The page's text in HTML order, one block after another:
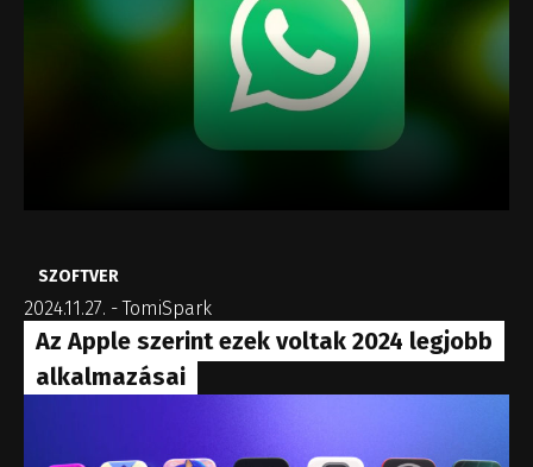
SZOFTVER
2024.11.27. -TomiSpark
Az Apple szerint ezek voltak 2024 legjobb
alkalmazásai